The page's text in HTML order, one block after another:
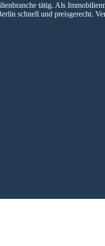
tätig. Als
schnell und preisgerecht.